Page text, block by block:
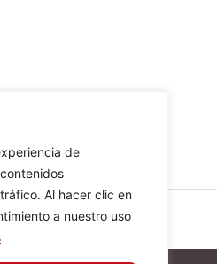
de
Al hacer clic en
a nuestro uso